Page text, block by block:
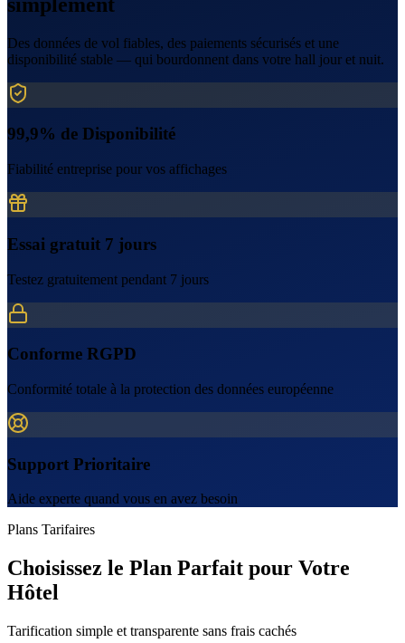
Des données de vol fiables, des paiements sécurisés et une
disponibilité stable — qui bourdonnent dans votre hall jour et nuit.
99,9% de Disponibilité
Fiabilité entreprise pour vos affichages
Essai gratuit 7 jours
Testez gratuitement pendant 7 jours
Conforme RGPD
Conformité totale à la protection des données européenne
Support Prioritaire
Aide experte quand vous en avez besoin
Plans Tarifaires
Choisissez le Plan Parfait pour Votre
Hôtel
Tarification simple et transparente sans frais cachés